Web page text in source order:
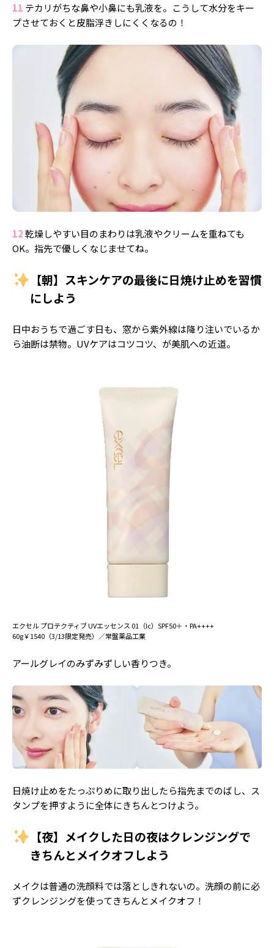
11 テカリがちな鼻や小鼻にも乳液を。こうして水分をキー
プさせておくと皮脂浮きしにくくなるの！
12乾燥しやすい目のまわりは乳液やクリームを重ねても
OK。指先で優しくなじませてね。
【朝】スキンケアの最後に日焼け止めを習慣
にしよう
日中おうちで過ごす日も、窓から紫外線は降り注いでいるか
ら油断は禁物。UVケアはコツコツ、が美肌への近道。
エクセル プロテクティブ UVエッセンス 01（lc）SPF50＋・PA++++
60g￥1540（3/13限定発売）／常盤薬品工業
アールグレイのみずみずしい香りつき。
日焼け止めをたっぷりめに取り出したら指先までのばし、ス
タンプを押すように全体にきちんとつけよう。
【夜】メイクした日の夜はクレンジングで
きちんとメイクオフしよう
メイクは普通の洗顔料では落としきれないの。洗顔の前に必
ずクレンジングを使ってきちんとメイクオフ！